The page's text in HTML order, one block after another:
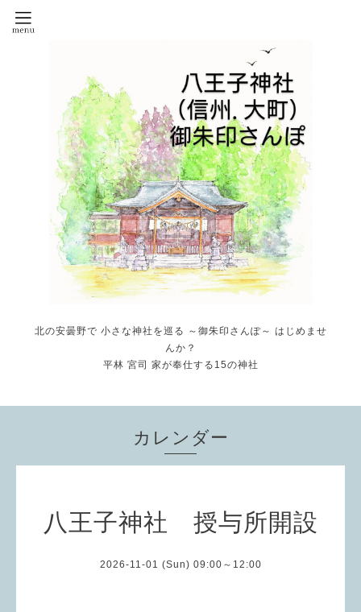
北の安曇野で 小さな神社を巡る ～御朱印さんぽ～ はじめませ
んか？
平林 宮司 家が奉仕する15の神社
カレンダー
八王子神社 授与所開設
2026-11-01 (Sun) 09:00～12:00